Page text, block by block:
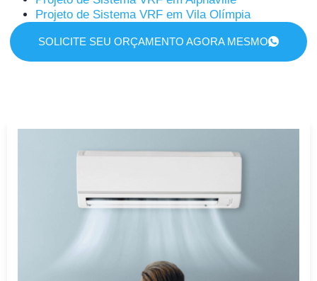
Projeto de Sistema VRF em Vila Olímpia
SOLICITE SEU ORÇAMENTO AGORA MESMO